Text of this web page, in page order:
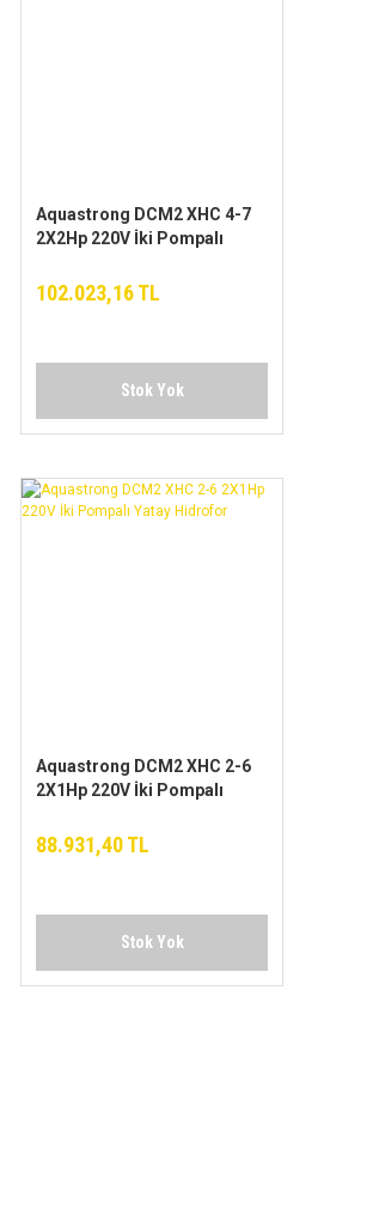
Aquastrong DCM2 XHC 4-7
2X2Hp 220V İki Pompalı
102.023,16 TL
Stok Yok
Aquastrong DCM2 XHC 2-6
2X1Hp 220V İki Pompalı
88.931,40 TL
Stok Yok